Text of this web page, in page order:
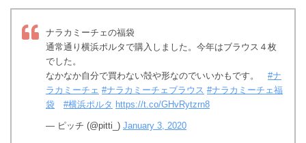
ナラカミーチェの福袋
通常通り横浜ポルタで購入しました。今年はブラウス４枚
でした。
なかなか自分で買わない殻や形なのでいいかもです。 #ナ
ラカミーチェ #ナラカミーチェブラウス #ナラカミーチェ福
袋
#横浜ポルタ https://t.co/GHvRytzrn8
— ピッチ (@pitti_) January 3, 2020